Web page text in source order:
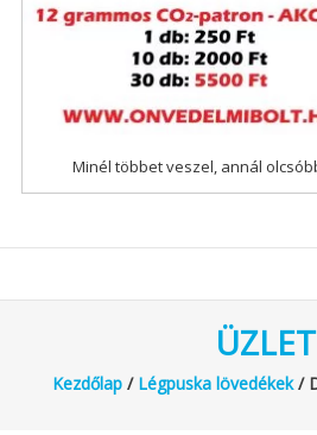
Minél többet veszel, annál
ÜZLET
Kezdőlap/ Légpuska lövedékek/